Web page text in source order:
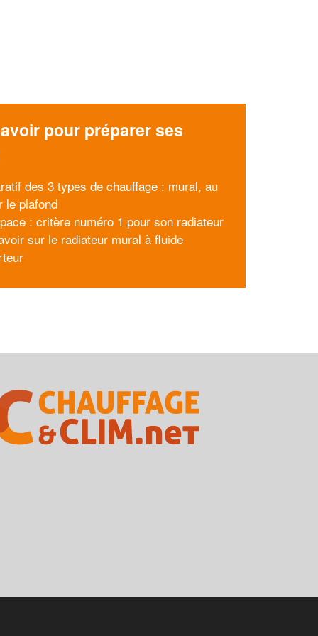
pour préparer ses
des 3 types de chauffage : mural, au
le plafond
: critère numéro 1 pour son radiateur
sur le radiateur mural à fluide